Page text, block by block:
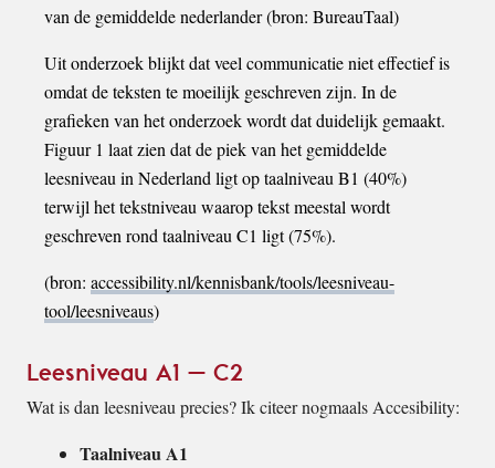
van de gemiddelde nederlander (bron: BureauTaal)
Uit onderzoek blijkt dat veel communicatie niet effectief is
omdat de teksten te moeilijk geschreven zijn. In de
grafieken van het onderzoek wordt dat duidelijk gemaakt.
Figuur 1 laat zien dat de piek van het gemiddelde
leesniveau in Nederland ligt op taalniveau B1 (40%)
terwijl het tekstniveau waarop tekst meestal wordt
geschreven rond taalniveau C1 ligt (75%).
(bron: accessibility.nl/kennisbank/tools/leesniveau-
tool/leesniveaus)
Leesniveau A1 – C2
Wat is dan leesniveau precies? Ik citeer nogmaals Accesibility:
Taalniveau A1